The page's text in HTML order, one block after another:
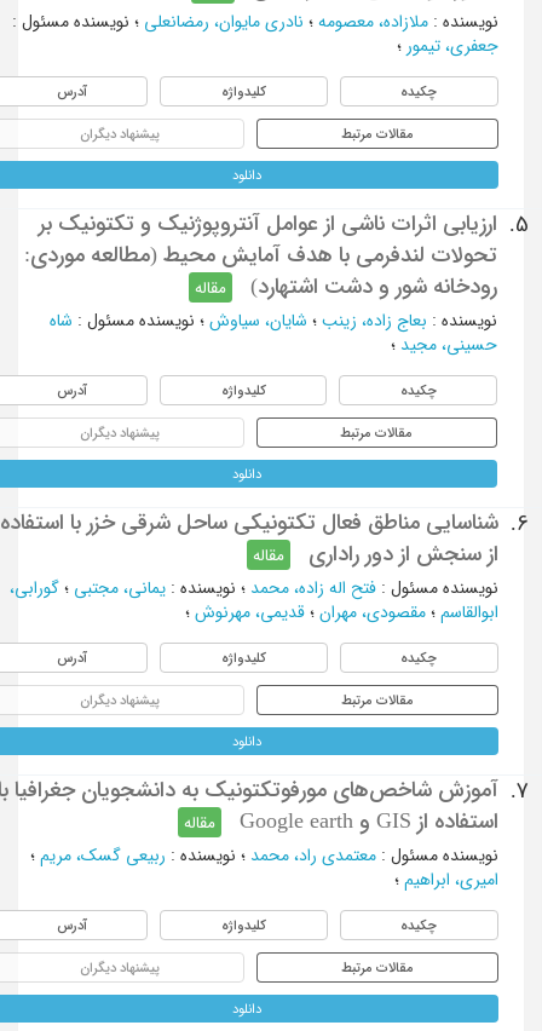
نویسنده: ملازاده، معصومه؛ نادری مایوان، رمضانعلی ؛ نویسنده مسئول :
جعفری، تیمور؛
چکیده کلیدواژه آدرس
مقالات مرتبط پیشنهاد دیگران
دانلود
5.
ارزیابی اثرات ناشی از عوامل آنتروپوژنیک و تکتونیک بر
تحولات لندفرمی با هدف آمایش محیط (مطالعه موردی:
رودخانه شور و دشت اشتهارد)
مقاله
نویسنده: بعاج زاده، زینب؛ شایان، سیاوش ؛ نویسنده مسئول : شاه
حسینی، مجید؛
چکیده کلیدواژه آدرس
مقالات مرتبط پیشنهاد دیگران
دانلود
6.
شناسایی مناطق فعال تکتونیکی ساحل شرقی خزر با استفاده
از سنجش از دور راداری
مقاله
نویسنده مسئول : فتح اله زاده، محمد؛ نویسنده: یمانی، مجتبی ؛ گورابی،
ابوالقاسم؛ مقصودی، مهران؛ قدیمی، مهرنوش ؛
چکیده کلیدواژه آدرس
مقالات مرتبط پیشنهاد دیگران
دانلود
7.
آموزش شاخص‌های مورفوتکتونیک به دانشجویان جغرافیا با
استفاده از GIS و Google earth
مقاله
نویسنده مسئول : معتمدی راد، محمد؛ نویسنده: ربیعی گسک، مریم؛
امیری، ابراهیم؛
چکیده کلیدواژه آدرس
مقالات مرتبط پیشنهاد دیگران
دانلود